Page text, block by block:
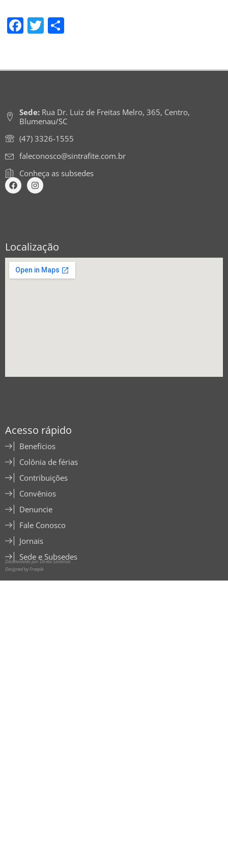
Facebook
Twitter
Sede:Rua Dr. Luiz de Freitas Melro, 365, Centro,
Blumenau/SC
(47) 3326-1555
faleconosco@sintrafite.com.br
Conheça as subsedes
Localização
Acesso rápido
Benefícios
Colônia de férias
Contribuições
Convênios
Denuncie
Fale Conosco
Jornais
Sede e Subsedes
Desenvolvido por Direta Sistemas
Designed by Freepik